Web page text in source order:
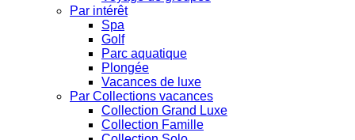
Par intérêt
Spa
Golf
Parc aquatique
Plongée
Vacances de luxe
Par Collections vacances
Collection Grand Luxe
Collection Famille